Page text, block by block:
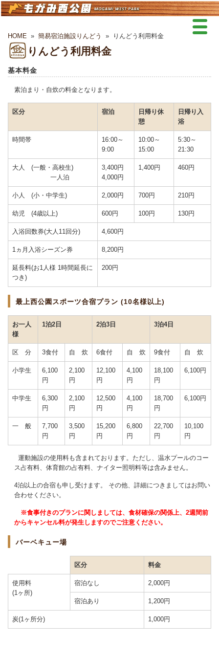
HOME » 簡易宿泊施設りんどう » りんどう利用料金
りんどう利用料金
基本料金
素泊まり・自炊の料金となります。
区分 宿泊
日帰り休
憩
日帰り入
浴
時間帯
16:00～
9:00
10:00～
15:00
5:30～
21:30
大人 (一般・高校生)
一人泊
3,400円
4,000円
1,400円 460円
小人 (小・中学生) 2,000円 700円 210円
幼児 (4歳以上) 600円 100円 130円
入浴回数券(大人11回分) 4,600円
1ヵ月入浴シーズン券 8,200円
延長料(お1人様 1時間延長に
つき)
200円
最上西公園スポーツ合宿プラン (10名様以上)
お一人
様
1泊2日 2泊3日 3泊4日
区 分 3食付 自 炊 6食付 自 炊 9食付 自 炊
小学生
6,100
円
2,100
円
12,100
円
4,100
円
18,100
円
6,100円
中学生
6,300
円
2,100
円
12,500
円
4,100
円
18,700
円
6,100円
一 般
7,700
円
3,500
円
15,200
円
6,800
円
22,700
円
10,100
円
運動施設の使用料も含まれております。ただし、温水プールのコー
ス占有料、体育館の占有料、ナイター照明料等は含みません。
4泊以上の合宿も申し受けます。 その他、詳細につきましてはお問い
合わせください。
※食事付きのプランに関しましては、食材確保の関係上、2週間前
からキャンセル料が発生しますのでご注意ください。
バーベキュー場
区分 料金
使用料
(1ヶ所)
宿泊なし 2,000円
宿泊あり 1,200円
炭(1ヶ所分) 1,000円